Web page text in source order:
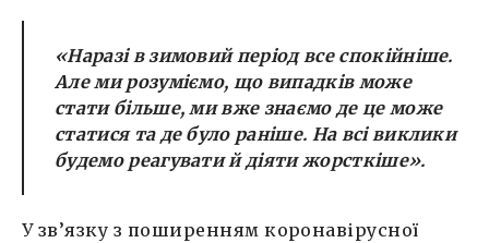
«Наразі в зимовий період все спокійніше.
Але ми розуміємо, що випадків може
стати більше, ми вже знаємо де це може
статися та де було раніше. На всі виклики
будемо реагувати й діяти жорсткіше».
У зв’язку з поширенням коронавірусної